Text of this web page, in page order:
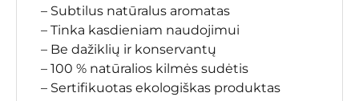
– Subtilus natūralus aromatas
– Tinka kasdieniam naudojimui
– Be dažiklių ir konservantų
– 100 % natūralios kilmės sudėtis
– Sertifikuotas ekologiškas produktas